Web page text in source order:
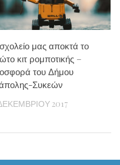
μας αποκτά το
κιτ ρομποτικής –
του Δήμου
Συκεών
2017